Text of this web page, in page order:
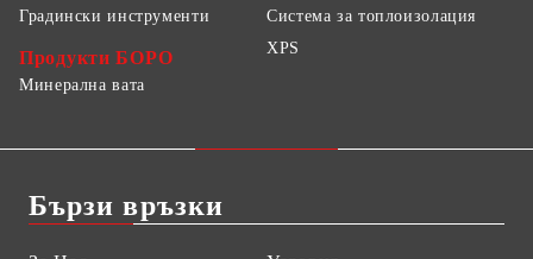
Градински инструменти
Продукти БОРО
Система за топлоизолация
XPS
Минерална вата
Бързи връзки